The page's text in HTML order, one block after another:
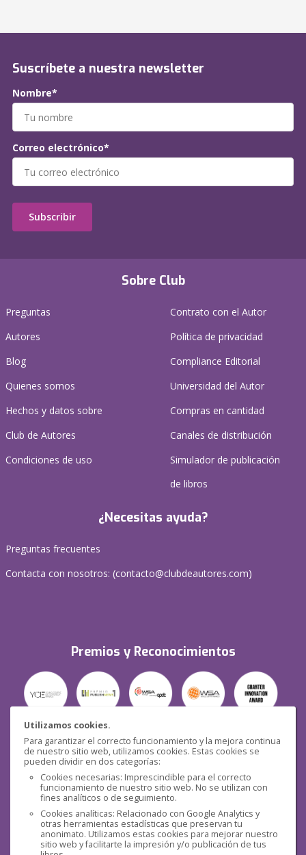
Utilizamos cookies.
Para garantizar el correcto funcionamiento y la mejora continua
de nuestro sitio web, utilizamos cookies. Estas cookies se
pueden dividir en dos categorías:
Cookies necesarias: Imprescindible para el correcto
funcionamiento de nuestro sitio web. No se utilizan con
fines analíticos o de seguimiento.
Cookies analíticas: Relacionado con Google Analytics y
otras herramientas estadísticas que preservan tu
anonimato. Utilizamos estas cookies para mejorar nuestro
sitio web y facilitarte la impresión y/o publicación de tus
Sobre Club
Preguntas
Autores
Blog
Quienes somos
Hechos y datos sobre
Club de Autores
Condiciones de uso
Contrato con el Autor
Política de privacidad
Compliance Editorial
Universidad del Autor
Compras en cantidad
Canales de distribución
Simulador de publicación
de libros
¿Necesitas ayuda?
Preguntas frecuentes
Contacta con nosotros: (contacto@clubdeautores.com)
Premios y Reconocimientos
Seguridad
Redes sociales
Suscríbete a nuestra newsletter
Nombre*
Correo electrónico*
Subscribir